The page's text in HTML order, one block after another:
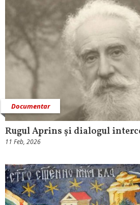
Documentar
Rugul Aprins și dialogul
11 Feb, 2026